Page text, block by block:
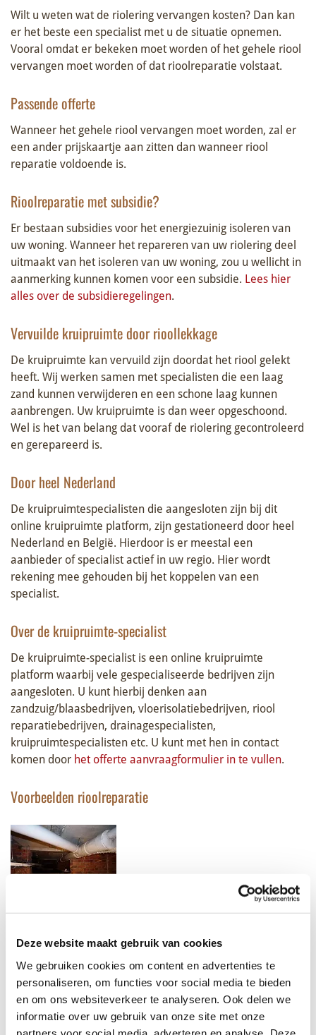
Deze website maakt gebruik van cookies
We gebruiken cookies om content en advertenties te
personaliseren, om functies voor social media te bieden
en om ons websiteverkeer te analyseren. Ook delen we
informatie over uw gebruik van onze site met onze
Wilt u weten wat de riolering vervangen kosten? Dan kan
er het beste een specialist met u de situatie opnemen.
Vooral omdat er bekeken moet worden of het gehele riool
vervangen moet worden of dat rioolreparatie volstaat.
Passende offerte
Wanneer het gehele riool vervangen moet worden, zal er
een ander prijskaartje aan zitten dan wanneer riool
reparatie voldoende is.
Rioolreparatie met subsidie?
Er bestaan subsidies voor het energiezuinig isoleren van
uw woning. Wanneer het repareren van uw riolering deel
uitmaakt van het isoleren van uw woning, zou u wellicht in
aanmerking kunnen komen voor een subsidie. Lees hier
alles over de subsidieregelingen.
Vervuilde kruipruimte door rioollekkage
De kruipruimte kan vervuild zijn doordat het riool gelekt
heeft. Wij werken samen met specialisten die een laag
zand kunnen verwijderen en een schone laag kunnen
aanbrengen. Uw kruipruimte is dan weer opgeschoond.
Wel is het van belang dat vooraf de riolering gecontroleerd
en gerepareerd is.
Door heel Nederland
De kruipruimtespecialisten die aangesloten zijn bij dit
online kruipruimte platform, zijn gestationeerd door heel
Nederland en België. Hierdoor is er meestal een
aanbieder of specialist actief in uw regio. Hier wordt
rekening mee gehouden bij het koppelen van een
specialist.
Over de kruipruimte-specialist
De kruipruimte-specialist is een online kruipruimte
platform waarbij vele gespecialiseerde bedrijven zijn
aangesloten. U kunt hierbij denken aan
zandzuig/blaasbedrijven, vloerisolatiebedrijven, riool
reparatiebedrijven, drainagespecialisten,
kruipruimtespecialisten etc. U kunt met hen in contact
komen door het offerte aanvraagformulier in te vullen.
Voorbeelden rioolreparatie
Deze pagina biedt u de mogelijkheid om een offerte aan te
vragen voor uw kruipruimte vraag. Heeft uw aanvraag
spoed? U kunt dit kenbaar maken via het spoed –
aanvraagformulier op deze website. Uw aanvraag krijgt
dan voorrang.